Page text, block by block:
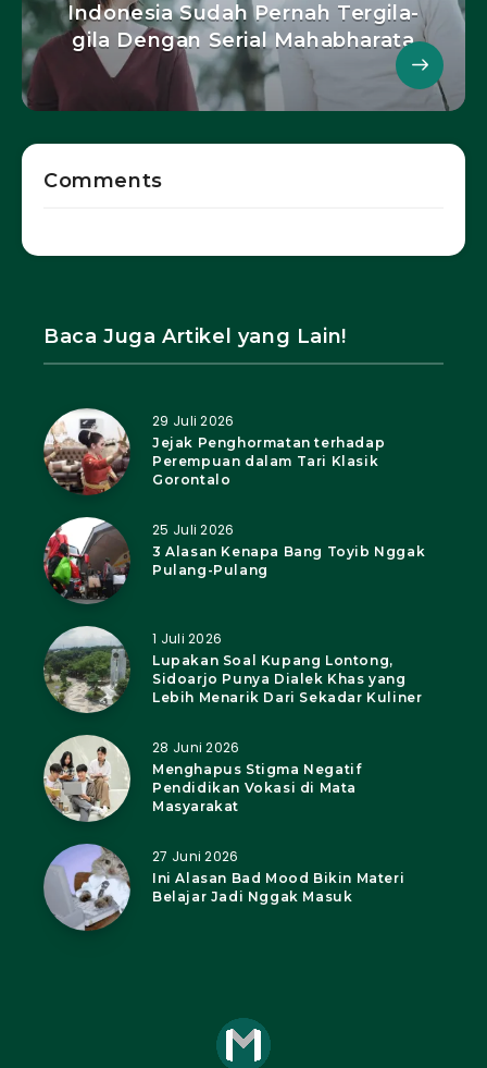
Indonesia Sudah Pernah Tergila-
gila Dengan Serial Mahabharata
Comments
Baca Juga Artikel yang Lain!
29 Juli 2026
Jejak Penghormatan terhadap
Perempuan dalam Tari Klasik
Gorontalo
25 Juli 2026
3 Alasan Kenapa Bang Toyib Nggak
Pulang-Pulang
1 Juli 2026
Lupakan Soal Kupang Lontong,
Sidoarjo Punya Dialek Khas yang
Lebih Menarik Dari Sekadar Kuliner
28 Juni 2026
Menghapus Stigma Negatif
Pendidikan Vokasi di Mata
Masyarakat
27 Juni 2026
Ini Alasan Bad Mood Bikin Materi
Belajar Jadi Nggak Masuk